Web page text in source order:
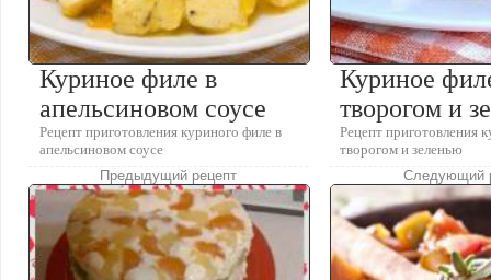
Куриное филе в
апельсиновом соусе
Рецепт приготовления куриного филе в
апельсиновом соусе
Куриное
творогом и
Рецепт приготовления
творогом и зеленью
Предыдущий рецепт
Следующий